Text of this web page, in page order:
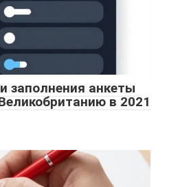
заполнения анкеты
в 2021